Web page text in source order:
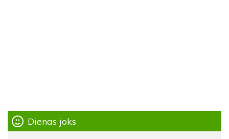
Dienas joks